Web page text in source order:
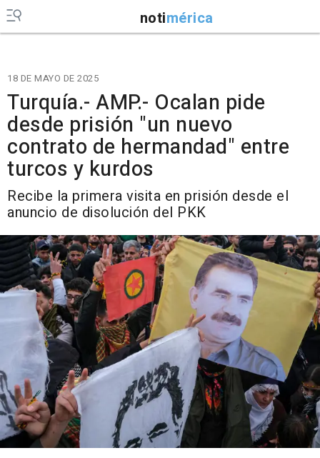
notimérica
18 DE MAYO DE 2025
Turquía.- AMP.- Ocalan pide
desde prisión "un nuevo
contrato de hermandad" entre
turcos y kurdos
Recibe la primera visita en prisión desde el
anuncio de disolución del PKK